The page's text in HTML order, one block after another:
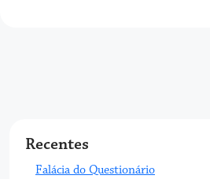
Recentes
Falácia do Questionário